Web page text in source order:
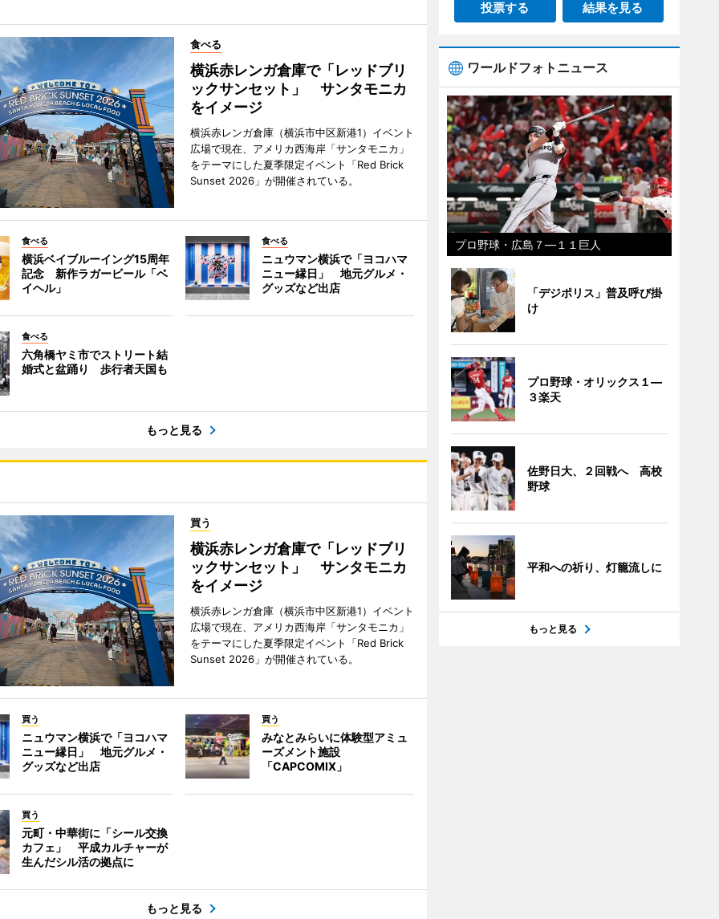
食べる
横浜赤レンガ倉庫で「レッドブリ
ックサンセット」 サンタモニカ
をイメージ
横浜赤レンガ倉庫（横浜市中区新港1）イベント
広場で現在、アメリカ西海岸「サンタモニカ」
をテーマにした夏季限定イベント「Red Brick
Sunset 2026」が開催されている。
食べる
横浜ベイブルーイング15周年
記念 新作ラガービール「ベ
イヘル」
食べる
ニュウマン横浜で「ヨコハマ
ニュー縁日」 地元グルメ・
グッズなど出店
食べる
六角橋ヤミ市でストリート結
婚式と盆踊り 歩行者天国も
もっと見る
買う
横浜赤レンガ倉庫で「レッドブリ
ックサンセット」 サンタモニカ
をイメージ
横浜赤レンガ倉庫（横浜市中区新港1）イベント
広場で現在、アメリカ西海岸「サンタモニカ」
をテーマにした夏季限定イベント「Red Brick
Sunset 2026」が開催されている。
買う
ニュウマン横浜で「ヨコハマ
ニュー縁日」 地元グルメ・
グッズなど出店
買う
みなとみらいに体験型アミュ
ーズメント施設
「CAPCOMIX」
買う
元町・中華街に「シール交換
カフェ」 平成カルチャーが
生んだシル活の拠点に
もっと見る
投票する 結果を見る
ワールドフォトニュース
プロ野球・広島７―１１巨人
「デジポリス」普及呼び掛
け
プロ野球・オリックス１―
３楽天
佐野日大、２回戦へ 高校
野球
平和への祈り、灯籠流しに
もっと見る